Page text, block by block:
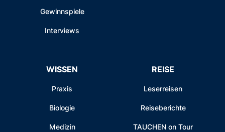
Gewinnspiele
Interviews
WISSEN
Praxis
Biologie
Medizin
REISE
Leserreisen
Reiseberichte
TAUCHEN on Tour